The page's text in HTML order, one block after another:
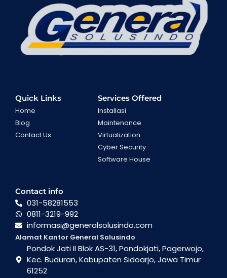
Quick Links
Home
Blog
Contact Us
Services Offered
Installasi
Maintenance
Virtualization
Cyber Security
Software House
Contact info
031-58281553
0811-3219-992
informasi@generalsolusindo.com
Alamat Kantor General Solusindo
Pondok Jati II Blok AS-31, Pondokjati, Pagerwojo,
Kec. Buduran, Kabupaten Sidoarjo, Jawa Timur
61252